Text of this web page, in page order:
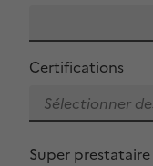
Certifications
Super